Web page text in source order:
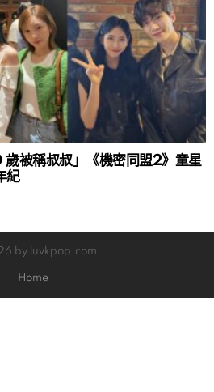
歲被稱叔叔」《機密同盟2》童星
紀
by luvkpop.com
Home